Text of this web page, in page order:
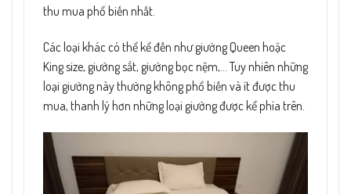
thu mua phổ biến nhất.
Các loại khác có thể kể đến như giường Queen hoặc
King size, giường sắt, giường bọc nệm,… Tuy nhiên những
loại giường này thường không phổ biến và ít được thu
mua, thanh lý hơn những loại giường được kể phía trên.